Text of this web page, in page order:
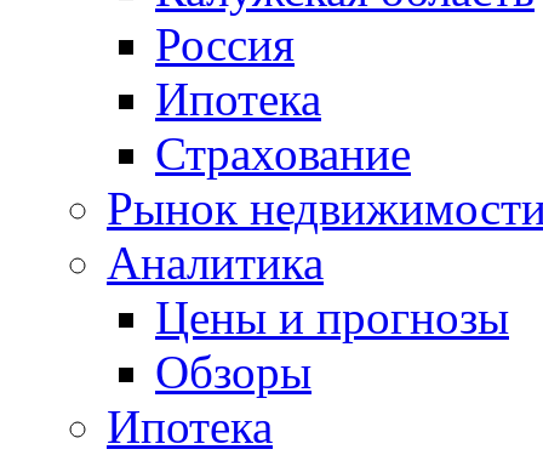
Россия
Ипотека
Страхование
Рынок
Аналитика
Цены и прогнозы
Обзоры
Ипотека